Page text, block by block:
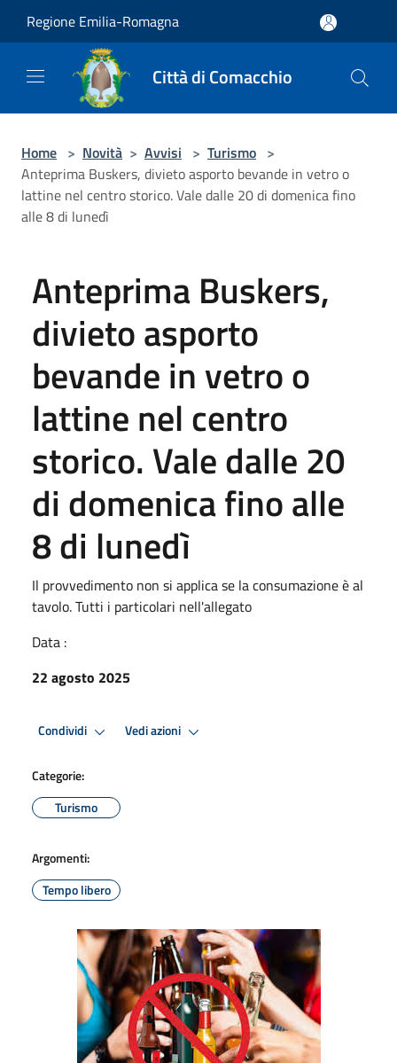
Regione Emilia-Romagna
Città di Comacchio
Home > Novità > Avvisi > Turismo >
Anteprima Buskers, divieto asporto bevande in vetro o
lattine nel centro storico. Vale dalle 20 di domenica fino
alle 8 di lunedì
Anteprima Buskers,
divieto asporto
bevande in vetro o
lattine nel centro
storico. Vale dalle 20
di domenica fino alle
8 di lunedì
Il provvedimento non si applica se la consumazione è al
tavolo. Tutti i particolari nell'allegato
Data :
22 agosto 2025
Condividi Vedi azioni
Categorie:
Turismo
Argomenti:
Tempo libero